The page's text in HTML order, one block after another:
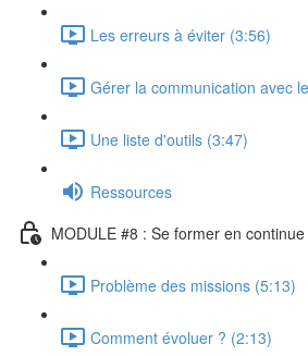
Les erreurs à éviter (3:56)
Gérer la communication avec
Une liste d'outils (3:47)
Ressources
MODULE #8 : Se former en continue
Problème des missions (5:13)
Comment évoluer ? (2:13)